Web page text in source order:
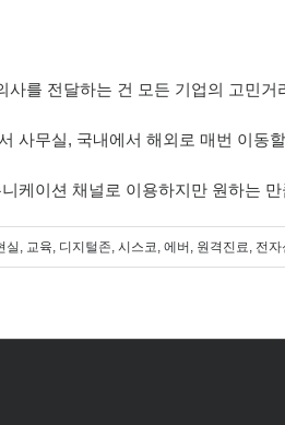
를 전달하는 건 모든 기업의 고민
사무실, 국내에서 해외로 매번 이동
케이션 채널로 이용하지만 원하는
실 , 교육, 디지털존, 시스코, 에버 , 원격진료, 전자